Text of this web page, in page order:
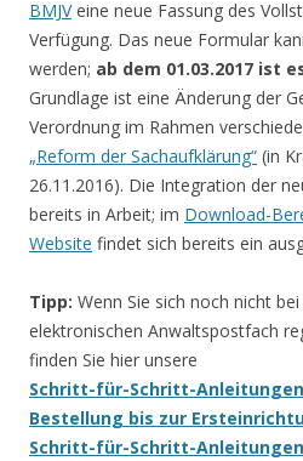
BMJVeine neue Fassung des
Verfügung. Das neue Formular
werden; ab dem 01.03.2017 ist
Grundlage ist eine Änderung der
Verordnung im Rahmen
„Reform der Sachaufklärung“ (in
26.11.2016). Die Integration der
bereits in Arbeit; im Download-
Website findet sich bereits ein
Tipp: Wenn Sie sich noch nicht
elektronischen Anwaltspostfach
finden Sie hier unsere
Schritt-für-Schritt-
Bestellung bis zur
Schritt-für-Schritt-